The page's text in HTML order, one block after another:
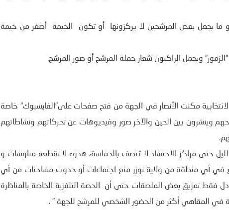
ما يجعل بعض المرشحين لا يركزونها أو تكون الخيمة أصغر من خيمة
ويحمل الراكبون شعار حملة المرشح أو صور المرشح.
مكنت الأنصار في الجهة من فتح صفحات على”الفايسبوك” خاصة
وينشرون بين الحين والآخر صور وفيديوهات عن تحركاتهم ونشاطاتهم
حتى مراكز الاحتشاد لا تتصف بالحماسة، هدوء لا تقطعه مناوشات و
في أي منطقة من ولاية توزر منع اجتماعات أو حدوث مشاحنات من أي
فقط تمزيق بعض الملصقات حتى أن الحصة التلفزية الخاصة بالمناظرة
في المقاهي أكثر من الحضور الشخصي للمرشح للجهة ” .